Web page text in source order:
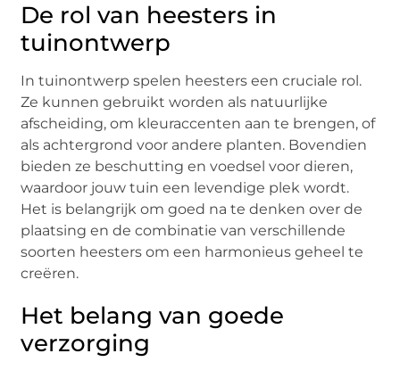
De rol van heesters in
tuinontwerp
In tuinontwerp spelen heesters een cruciale rol.
Ze kunnen gebruikt worden als natuurlijke
afscheiding, om kleuraccenten aan te brengen, of
als achtergrond voor andere planten. Bovendien
bieden ze beschutting en voedsel voor dieren,
waardoor jouw tuin een levendige plek wordt.
Het is belangrijk om goed na te denken over de
plaatsing en de combinatie van verschillende
soorten heesters om een harmonieus geheel te
creëren.
Het belang van goede
verzorging